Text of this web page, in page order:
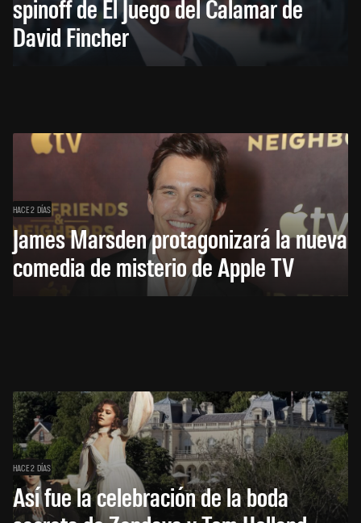
spinoff de El Juego del Calamar de
David Fincher
HACE 2 DÍAS
James Marsden protagonizará la nueva
comedia de misterio de Apple TV
HACE 2 DÍAS
Así fue la celebración de la boda